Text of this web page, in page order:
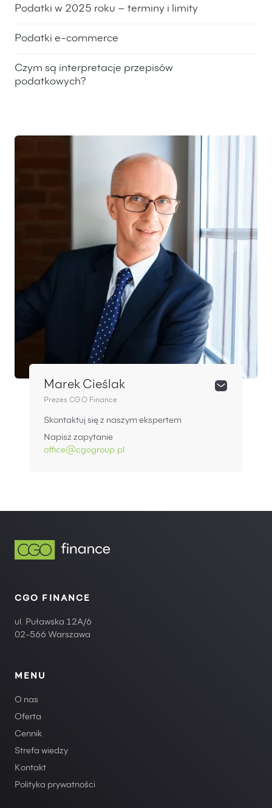
Podatki w 2025 roku – terminy i limity
Podatki e-commerce
Czym są interpretacje przepisów
podatkowych?
Marek Cieślak
Prezes CGO Finance
Skontaktuj się z naszym ekspertem
Napisz zapytanie
office@cgogroup.pl
CGO FINANCE
ul. Puławska 12A/6
02-566 Warszawa
MENU
O nas
Oferta
Cennik
Strefa wiedzy
Kontakt
Polityka prywatności